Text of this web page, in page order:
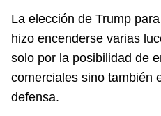
La elección de Trump
hizo encenderse varias
solo por la posibilidad de
comerciales sino también
defensa.